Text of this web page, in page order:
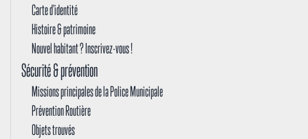
Carte d'identité
Histoire & patrimoine
Nouvel habitant ? Inscrivez-vous !
Sécurité & prévention
Missions principales de la Police Municipale
Prévention Routière
Objets trouvés